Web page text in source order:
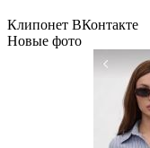
Клипонет ВКонтакте
Новые фото